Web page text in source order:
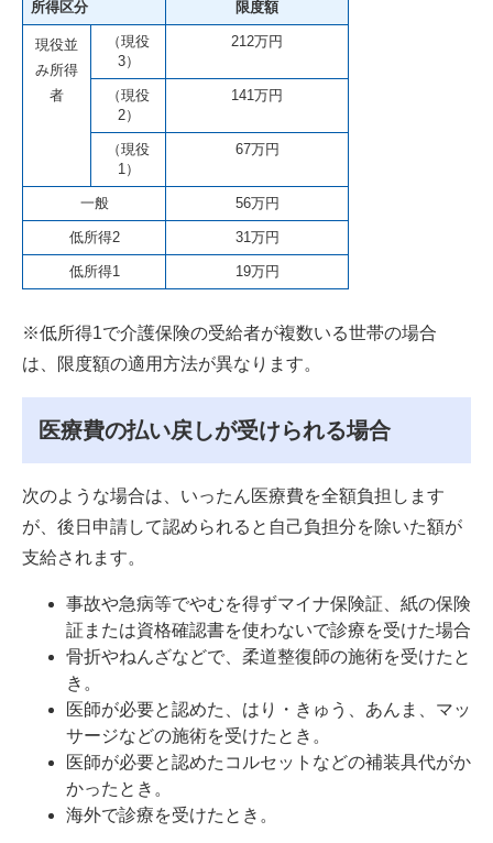
所得区分 限度額
現役並
み所得
者
（現役
3）
212万円
（現役
2）
141万円
（現役
1）
67万円
一般 56万円
低所得2 31万円
低所得1 19万円
※低所得1で介護保険の受給者が複数いる世帯の場合
は、限度額の適用方法が異なります。
医療費の払い戻しが受けられる場合
次のような場合は、いったん医療費を全額負担します
が、後日申請して認められると自己負担分を除いた額が
支給されます。
事故や急病等でやむを得ずマイナ保険証、紙の保険
証または資格確認書を使わないで診療を受けた場合
骨折やねんざなどで、柔道整復師の施術を受けたと
き。
医師が必要と認めた、はり・きゅう、あんま、マッ
サージなどの施術を受けたとき。
医師が必要と認めたコルセットなどの補装具代がか
かったとき。
海外で診療を受けたとき。